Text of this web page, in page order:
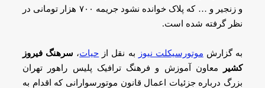
و زنجیر و … که پلاک خوانده نشود جریمه ۷۰۰ هزار تومانی در
نظر گرفته شده است.
به گزارش موتورسیکلت نیوز به نقل از حیات، سرهنگ فیروز
کشیر معاون آموزش و فرهنگ ترافیک پلیس راهور تهران
بزرگ‌ درباره جزئیات اعمال قانون موتورسوارانی که اقدام به